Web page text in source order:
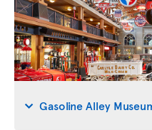
Gasoline Alley